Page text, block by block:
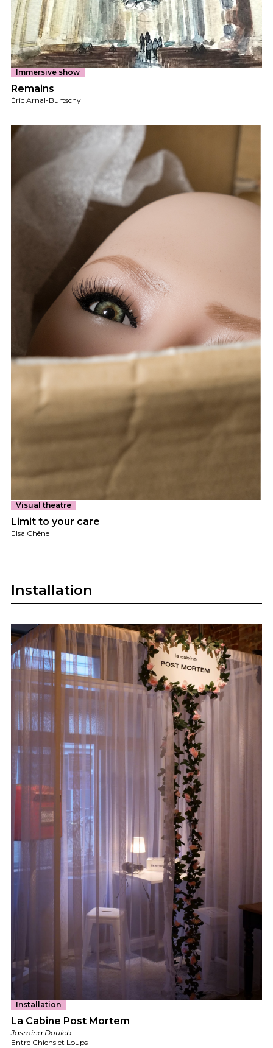
Immersive show
Remains
Éric Arnal-Burtschy
Visual theatre
Limit to your care
Elsa Chêne
Installation
Installation
La Cabine Post Mortem
Jasmina Douieb
Entre Chiens et Loups